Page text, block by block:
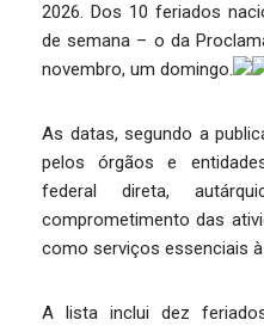
2026. Dos 10 feriados
de semana – o da
novembro, um domingo.
As datas, segundo a
pelos órgãos e
federal direta,
comprometimento das
como serviços essenciais
A lista inclui dez